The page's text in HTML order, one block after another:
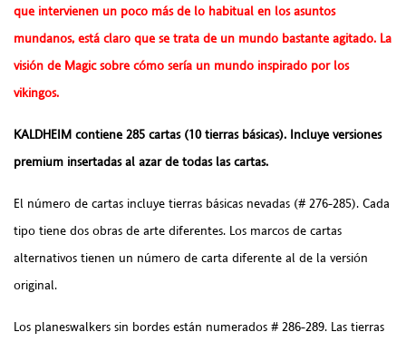
que intervienen un poco más de lo habitual en los asuntos
mundanos, está claro que se trata de un mundo bastante agitado. La
visión de Magic sobre cómo sería un mundo inspirado por los
vikingos.
KALDHEIM contiene 285 cartas (10 tierras básicas). Incluye versiones
premium insertadas al azar de todas las cartas.
El número de cartas incluye tierras básicas nevadas (# 276-285). Cada
tipo tiene dos obras de arte diferentes. Los marcos de cartas
alternativos tienen un número de carta diferente al de la versión
original.
Los planeswalkers sin bordes están numerados # 286-289. Las tierras